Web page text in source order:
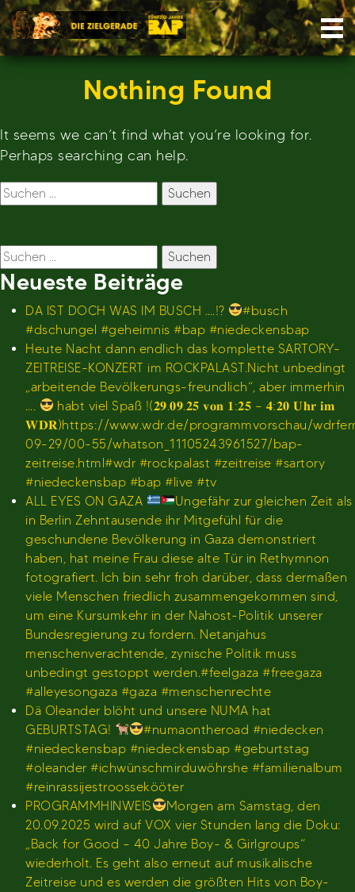
Skip
to
content
Nothing Found
It seems we can’t find what you’re looking for.
Perhaps searching can help.
Suchen
nach:
Suchen
nach:
Neueste Beiträge
DA IST DOCH WAS IM BUSCH ….!?
#busch
#dschungel #geheimnis #bap #niedeckensbap
Heute Nacht dann endlich das komplette SARTORY-
ZEITREISE-KONZERT im ROCKPALAST.Nicht unbedingt
„arbeitende Bevölkerungs-freundlich“, aber immerhin
….
habt viel Spaß !(𝟐𝟗.𝟎𝟗.𝟐𝟓 𝐯𝐨𝐧 𝟏:𝟐𝟓 – 𝟒:𝟐𝟎 𝐔𝐡𝐫 𝐢𝐦
𝐖𝐃𝐑)https://www.wdr.de/programmvorschau/
09-29/00-55/whatson_11105243961527/bap-
zeitreise.html#wdr #rockpalast #zeitreise #sartory
#niedeckensbap #bap #live #tv
ALL EYES ON GAZA
Ungefähr zur gleichen Zeit als
in Berlin Zehntausende ihr Mitgefühl für die
geschundene Bevölkerung in Gaza demonstriert
haben, hat meine Frau diese alte Tür in Rethymnon
fotografiert. Ich bin sehr froh darüber, dass dermaßen
viele Menschen friedlich zusammengekommen sind,
um eine Kursumkehr in der Nahost-Politik unserer
Bundesregierung zu fordern. Netanjahus
menschenverachtende, zynische Politik muss
unbedingt gestoppt werden.#feelgaza #freegaza
#alleyesongaza #gaza #menschenrechte
Dä Oleander blöht und unsere NUMA hat
GEBURTSTAG!
#numaontheroad #niedecken
#niedeckensbap #niedeckensbap #geburtstag
#oleander #ichwünschmirduwöhrshe #familienalbum
#reinrassijestroossekööter
PROGRAMMHINWEIS
Morgen am Samstag, den
20.09.2025 wird auf VOX vier Stunden lang die Doku:
„Back for Good – 40 Jahre Boy- & Girlgroups“
wiederholt. Es geht also erneut auf musikalische
Zeitreise und es werden die größten Hits von Boy-